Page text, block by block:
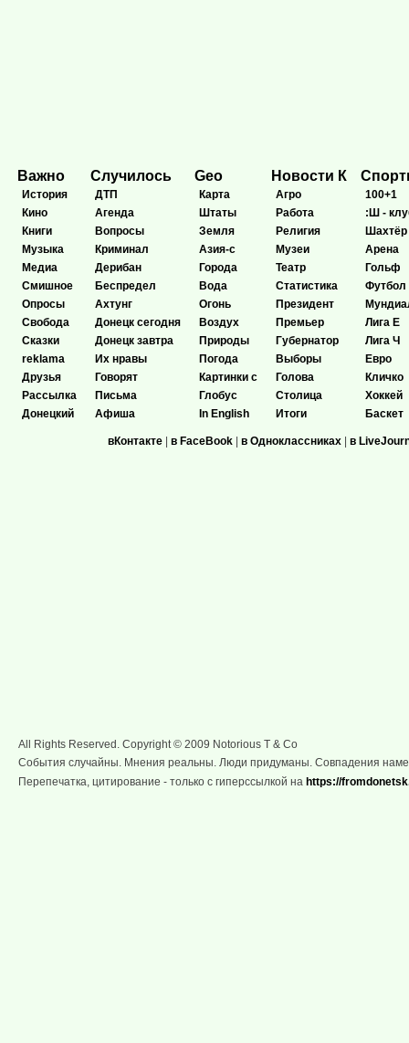
Важно
История
Кино
Книги
Музыка
Медиа
Смишное
Опросы
Свобода
Сказки
reklama
Друзья
Рассылка
Донецкий
Случилось
ДТП
Агенда
Вопросы
Криминал
Дерибан
Беспредел
Ахтунг
Донецк сегодня
Донецк завтра
Их нравы
Говорят
Письма
Афиша
Geo
Карта
Штаты
Земля
Азия-с
Города
Вода
Огонь
Воздух
Природы
Погода
Картинки с
Глобус
In English
Новости К
Агро
Работа
Религия
Музеи
Театр
Статистика
Президент
Премьер
Губернатор
Выборы
Голова
Столица
Итоги
100+1
:Ш -
Шахтёр
Арена
Гольф
Футбол
Лига Е
Лига Ч
Евро
Кличко
Хоккей
Баскет
вКонтакте | в FaceBook | в Одноклассниках | в
All Rights Reserved. Copyright © 2009 Notorious T & Co
События случайны. Мнения реальны. Люди придуманы. Совпадения
Перепечатка, цитирование - только с гиперссылкой на https://